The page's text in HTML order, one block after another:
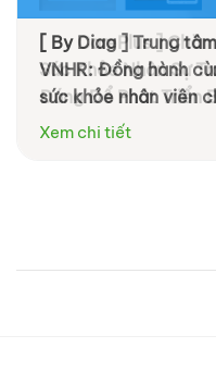
[ By Diag ] Trung
VNHR: Đồng hành
sức khỏe nhân viên
Xem chi tiết